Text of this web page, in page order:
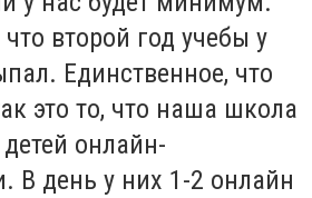
второй год учебы у
Единственное, что
это то, что наша школа
онлайн-
В день у них 1-2 онлайн